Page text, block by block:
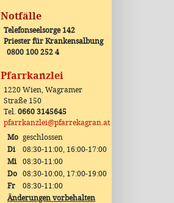
Notfälle
Telefonseelsorge 142
Priester für Krankensalbung
0800 100 252 4
Pfarrkanzlei
1220 Wien, Wagramer
Straße 150
Tel. 0660 3145645
pfarrkanzlei@pfarrekagran.at
Mo geschlossen
Di
08:30-11:00, 16:00-17:00
Mi
08:30-11:00
Do
08:30-10:00, 17:00-19:00
Fr
08:30-11:00
Änderungen vorbehalten